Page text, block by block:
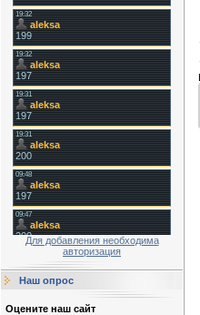
Для добавления необходима
авторизация
Наш опрос
Оцените наш сайт